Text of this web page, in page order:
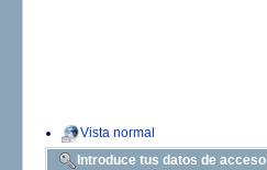
Vista normal
Introduce tus datos de acceso